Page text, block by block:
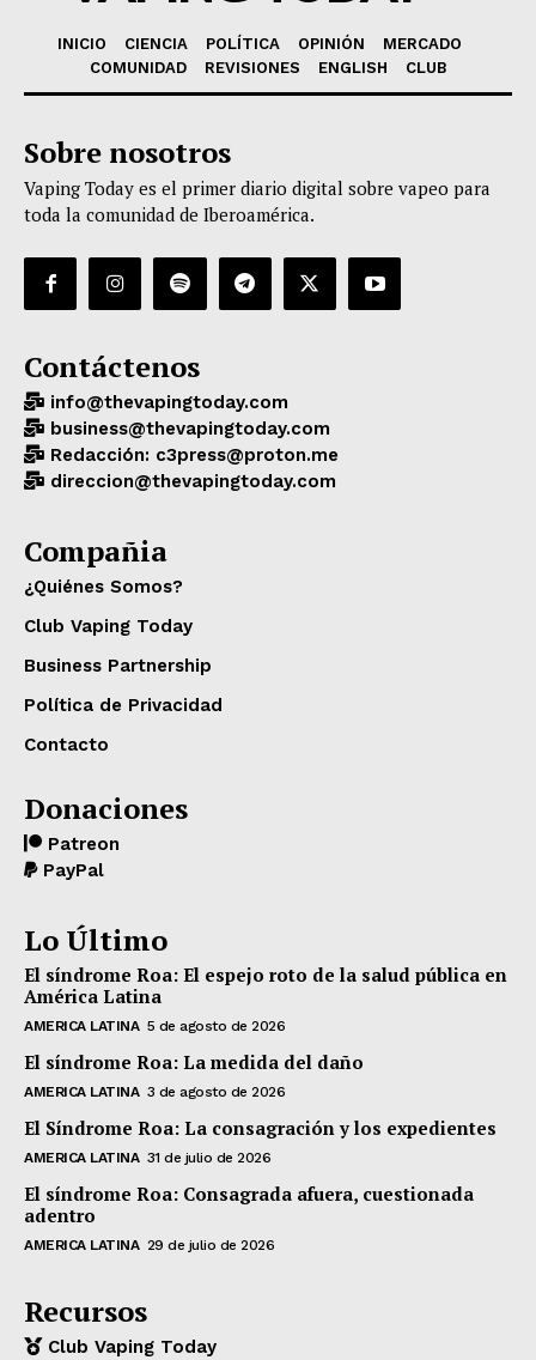
INICIO CIENCIA POLÍTICA OPINIÓN
MERCADO
COMUNIDAD
REVISIONES ENGLISH CLUB
Sobre nosotros
Vaping Today es el primer diario digital sobre vapeo para
toda la comunidad de Iberoamérica.
Contáctenos
info@thevapingtoday.com
business@thevapingtoday.com
Redacción: c3press@proton.me
direccion@thevapingtoday.com
Compañia
¿Quiénes Somos?
Club Vaping Today
Business Partnership
Política de Privacidad
Contacto
Donaciones
Patreon
PayPal
Lo Último
El síndrome Roa: El espejo roto de la salud pública en
América Latina
AMERICA LATINA 5 de agosto de 2026
El síndrome Roa: La medida del daño
AMERICA LATINA 3 de agosto de 2026
El Síndrome Roa: La consagración y los expedientes
AMERICA LATINA 31 de julio de 2026
El síndrome Roa: Consagrada afuera, cuestionada
adentro
AMERICA LATINA 29 de julio de 2026
Recursos
Club Vaping Today